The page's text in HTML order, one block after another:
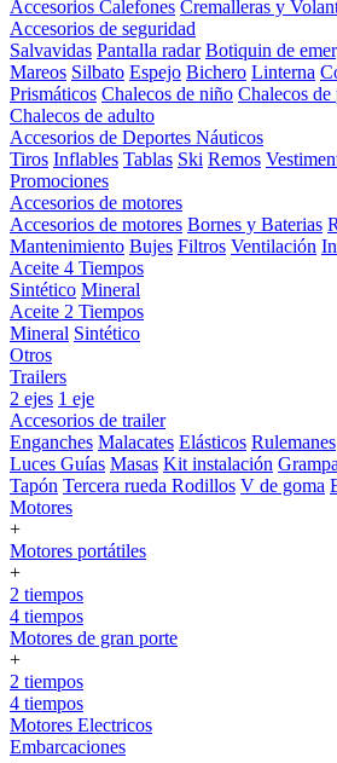
Accesorios Calefones Cremalleras y
Accesorios de seguridad
Salvavidas Pantalla radar Botiquin de
Mareos Silbato Espejo Bichero Linterna
Prismáticos Chalecos de niño Chalecos de
Chalecos de adulto
Accesorios de Deportes Náuticos
Tiros Inflables Tablas Ski Remos
Promociones
Accesorios de motores
Accesorios de motores Bornes y Baterias
Mantenimiento Bujes Filtros Ventilación
Aceite 4 Tiempos
Sintético Mineral
Aceite 2 Tiempos
Mineral Sintético
Otros
Trailers
2 ejes 1 eje
Accesorios de trailer
Enganches Malacates Elásticos Rulemanes
Luces Guías Masas Kit instalación
Tapón Tercera rueda Rodillos V de goma
Motores
+
Motores portátiles
+
2 tiempos
4 tiempos
Motores de gran porte
+
2 tiempos
4 tiempos
Motores Electricos
Embarcaciones